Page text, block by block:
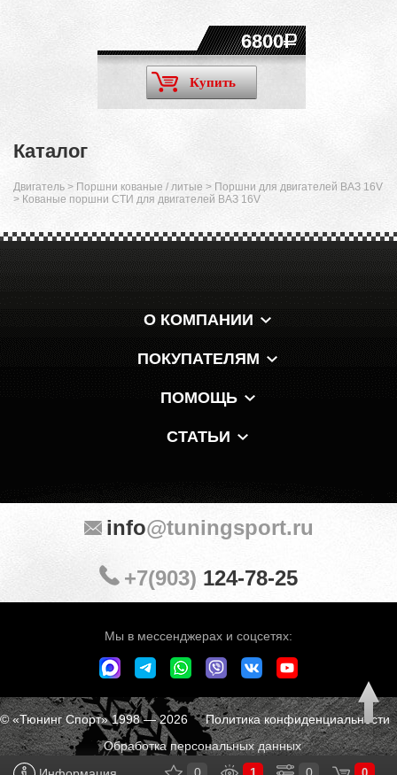
6800
Купить
Каталог
Двигатель > Поршни кованые / литые > Поршни для двигателей ВАЗ 16V
> Кованые поршни СТИ для двигателей ВАЗ 16V
О КОМПАНИИ
ПОКУПАТЕЛЯМ
ПОМОЩЬ
СТАТЬИ
Мы в мессенджерах и соцсетях:
info@tuningsport.ru
+7(903) 124-78-25
© «Тюнинг Спорт» 1998 — 2026Политика конфиденциальности
Обработка персональных данных